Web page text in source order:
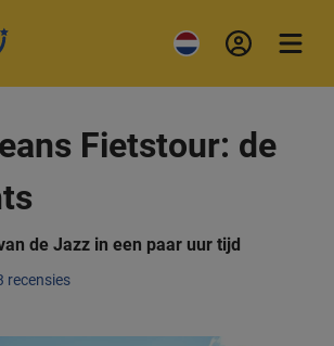
Fietstour: de
de Jazz in een paar uur tijd
recensies